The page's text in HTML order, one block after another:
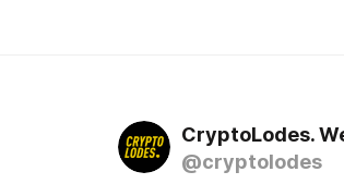
CryptoLodes.
@cryptolodes